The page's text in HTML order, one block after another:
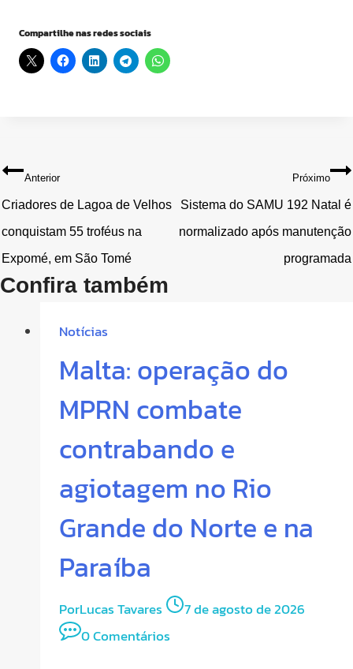
Compartilhe nas redes sociais
Navegação
de
Post
Anterior
Criadores de Lagoa de Velhos
conquistam 55 troféus na
Expomé, em São Tomé
Próximo
Sistema do SAMU 192 Natal é
normalizado após manutenção
programada
Confira também
Notícias
Malta: operação do
MPRN combate
contrabando e
agiotagem no Rio
Grande do Norte e na
Paraíba
PorLucas Tavares
7 de agosto de 2026
0 Comentários